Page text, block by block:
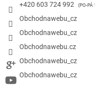
+420 603 724 992
Obchodnawebu_cz
Obchodnawebu_cz
Obchodnawebu.cz
Obchodnawebu_cz
Obchodnawebu_cz